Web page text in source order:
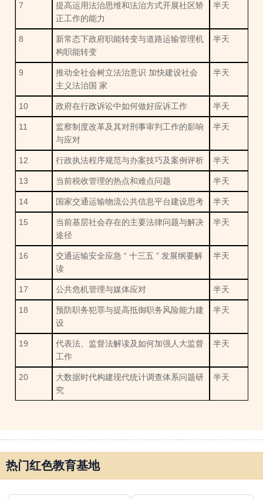
7
提高运用法治思维和法治方式开展社区矫
正工作的能力
半天
8
新常态下政府职能转变与道路运输管理机
构职能转变
半天
9
推动全社会树立法治意识 加快建设社会
主义法治国 家
半天
10 政府在行政诉讼中如何做好应诉工作 半天
11
监察制度改革及其对刑事审判工作的影响
与应对
半天
12 行政执法程序规范与办案技巧及案例评析 半天
13 当前税收管理的热点和难点问题 半天
14 国家交通运输物流公共信息平台建设思考 半天
15
当前基层社会存在的主要法律问题与解决
途径
半天
16
交通运输安全应急 “ 十三五 ” 发展纲要解
读
半天
17 公共危机管理与媒体应对 半天
18
预防职务犯罪与提高抵御职务风险能力建
设
半天
19
代表法、监督法解读及如何加强人大监督
工作
半天
20
大数据时代构建现代统计调查体系问题研
究
半天
热门红色教育基地